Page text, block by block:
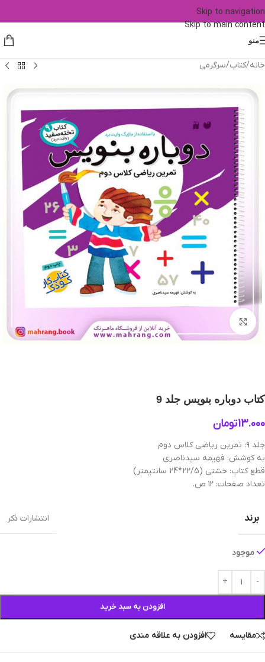
Skip to navigation
Skip to main content
منو
خانه/کتاب/سرگرمی
بزرگنمایی تصویر
کتاب دوباره بنويس‌ جلد 9
13.000تومان
جلد ۹: تمرين رياضی كلاس دوم
به کوشش: فهیمه سیدناصری
قطع کتاب: خشتی (22/5*24 سانتیمتر)
تعداد صفحات: ۱۲ ص.
برند انتشارات ذکر
موجود
افزودن به سبد خرید
مقایسه افزودن به علاقه مندی